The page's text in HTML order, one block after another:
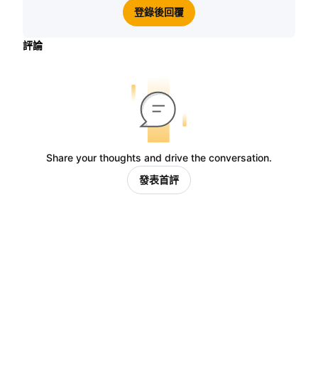
登錄後回覆
評論
Share your thoughts and drive the conversation.
發表首評